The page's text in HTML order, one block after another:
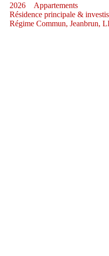
2026
Appartements
Résidence principale &
Régime Commun, Jeanbrun,